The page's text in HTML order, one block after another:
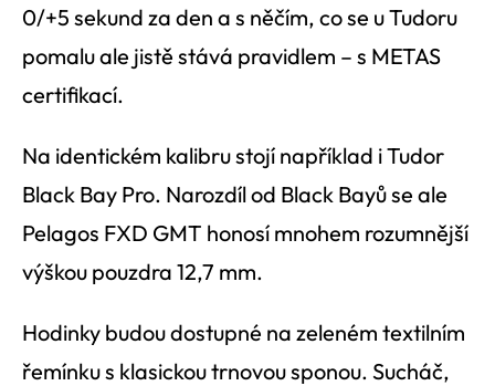
0/+5 sekund za den a s něčím, co se u Tudoru
pomalu ale jistě stává pravidlem – s METAS
certifikací.
Na identickém kalibru stojí například i Tudor
Black Bay Pro. Narozdíl od Black Bayů se ale
Pelagos FXD GMT honosí mnohem rozumnější
výškou pouzdra 12,7 mm.
Hodinky budou dostupné na zeleném textilním
řemínku s klasickou trnovou sponou. Sucháč,